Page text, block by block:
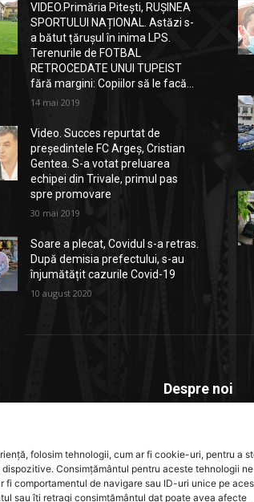
folosim tehnologii, cum ar fi cookie-uri, pentru a
Consimțământul pentru aceste tehnologii ne
fi comportamentul de navigare sau ID-uri unice pe
sau îți retragi consimțământul dat poate avea afecte
VIDEO.Primăria Pitești, RUȘINEA
SPORTULUI NAȚIONAL. Astăzi s-
a bătut țărușul în inima LPS.
Terenurile de FOTBAL
RETROCEDATE UNUI TUPEIST
fără margini: Copiilor să le facă...
14 mai 2019
Video. Succes repurtat de
președintele FC Argeș, Cristian
Gentea. S-a votat preluarea
echipei din Trivale, primul pas
spre promovare
30 mai 2019
Soare a plecat, Covidul s-a retras.
După demisia prefectului, s-au
înjumătățit cazurile Covid-19
10 august 2020
Despre noi
Stiridepitesti.ro
locale, un
ajunge rapid la